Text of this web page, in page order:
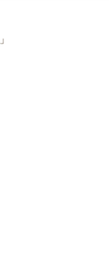
」